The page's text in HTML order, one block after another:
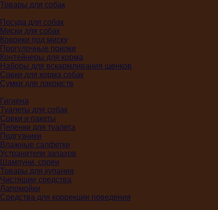
Товары для собак
Посуда для собак
Миски для собак
Коврики под миску
Прогулочные поилки
Контейнеры для корма
Наборы для вскармливания щенков
Совки для корма собак
Сумки для лакомств
Гигиена
Туалеты для собак
Совки и пакеты
Пеленки для туалета
Подгузники
Влажные салфетки
Устранители запахов
Шампуни, спреи
Товары для купания
Чистящие средства
Лапомойки
Средства для коррекции поведения